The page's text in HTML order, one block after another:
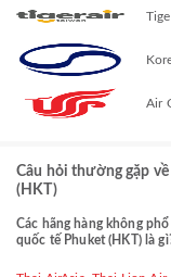
Air
Câu hỏi thường gặp
(HKT)
Các hãng hàng không
quốc tế Phuket (HKT) là